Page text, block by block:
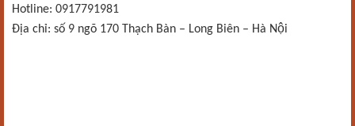
Hotline: 0917791981
Địa chỉ: số 9 ngõ 170 Thạch Bàn – Long Biên – Hà Nội